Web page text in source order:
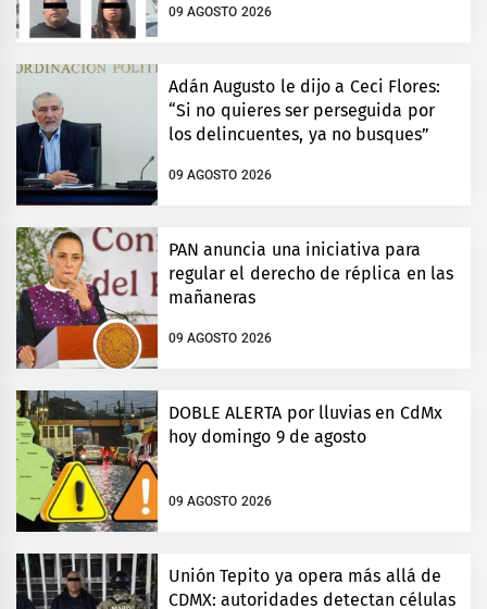
09 AGOSTO 2026
Adán Augusto le dijo a Ceci Flores:
“Si no quieres ser perseguida por
los delincuentes, ya no busques”
09 AGOSTO 2026
PAN anuncia una iniciativa para
regular el derecho de réplica en las
mañaneras
09 AGOSTO 2026
DOBLE ALERTA por lluvias en CdMx
hoy domingo 9 de agosto
09 AGOSTO 2026
Unión Tepito ya opera más allá de
CDMX: autoridades detectan células